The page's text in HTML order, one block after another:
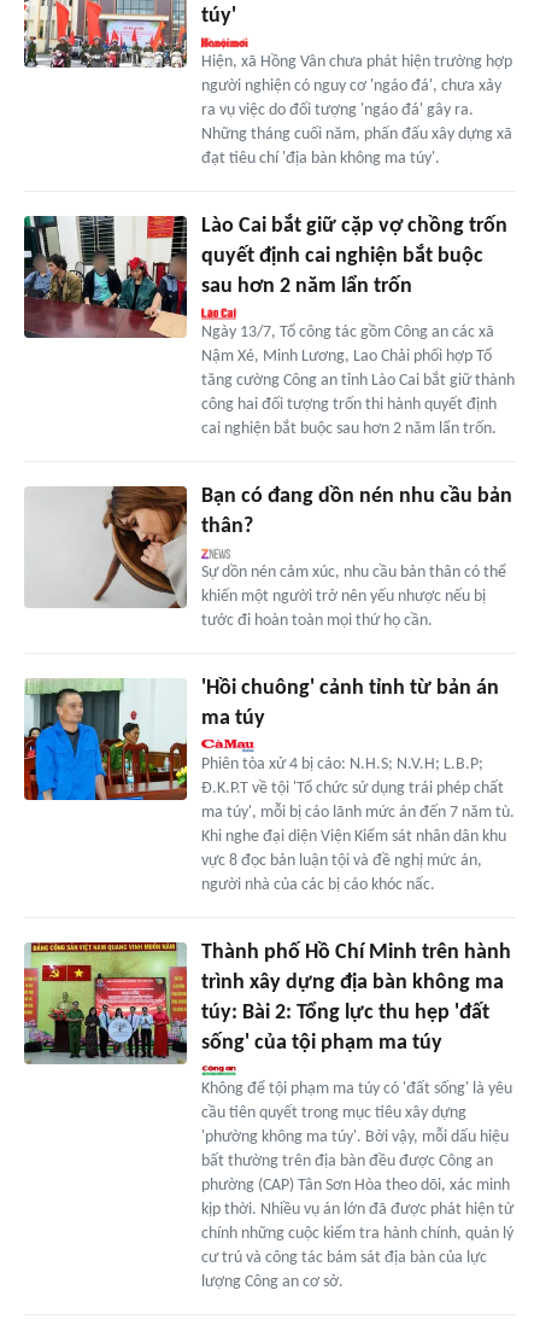
túy'
Hiện, xã Hồng Vân chưa phát hiện trường hợp
người nghiện có nguy cơ 'ngáo đá', chưa xảy
ra vụ việc do đối tượng 'ngáo đá' gây ra.
Những tháng cuối năm, phấn đấu xây dựng xã
đạt tiêu chí 'địa bàn không ma túy'.
Lào Cai bắt giữ cặp vợ chồng trốn
quyết định cai nghiện bắt buộc
sau hơn 2 năm lẩn trốn
Ngày 13/7, Tổ công tác gồm Công an các xã
Nậm Xé, Minh Lương, Lao Chải phối hợp Tổ
tăng cường Công an tỉnh Lào Cai bắt giữ thành
công hai đối tượng trốn thi hành quyết định
cai nghiện bắt buộc sau hơn 2 năm lẩn trốn.
Bạn có đang dồn nén nhu cầu bản
thân?
Sự dồn nén cảm xúc, nhu cầu bản thân có thể
khiến một người trở nên yếu nhược nếu bị
tước đi hoàn toàn mọi thứ họ cần.
'Hồi chuông' cảnh tỉnh từ bản án
ma túy
Phiên tòa xử 4 bị cáo: N.H.S; N.V.H; L.B.P;
Ð.K.P.T về tội 'Tổ chức sử dụng trái phép chất
ma túy', mỗi bị cáo lãnh mức án đến 7 năm tù.
Khi nghe đại diện Viện Kiểm sát nhân dân khu
vực 8 đọc bản luận tội và đề nghị mức án,
người nhà của các bị cáo khóc nấc.
Thành phố Hồ Chí Minh trên hành
trình xây dựng địa bàn không ma
túy: Bài 2: Tổng lực thu hẹp 'đất
sống' của tội phạm ma túy
Không để tội phạm ma túy có 'đất sống' là yêu
cầu tiên quyết trong mục tiêu xây dựng
'phường không ma túy'. Bởi vậy, mỗi dấu hiệu
bất thường trên địa bàn đều được Công an
phường (CAP) Tân Sơn Hòa theo dõi, xác minh
kịp thời. Nhiều vụ án lớn đã được phát hiện từ
chính những cuộc kiểm tra hành chính, quản lý
cư trú và công tác bám sát địa bàn của lực
lượng Công an cơ sở.